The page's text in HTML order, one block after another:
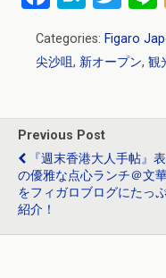
ce
o
o
k
e
a
tt
Categories: Figaro
尖沙咀, 新オープン, 観
Previous Post
『週末香港大人手帖』
の優雅な点心ランチ＠文
をフィガロブログにたっ
紹介！